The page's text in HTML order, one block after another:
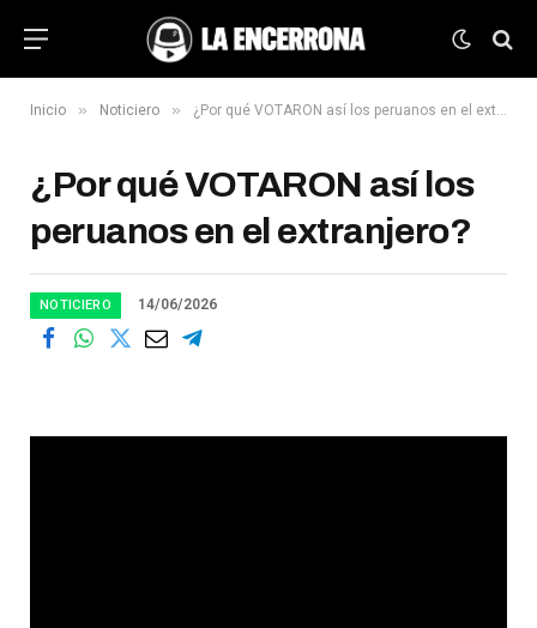
Inicio » Noticiero » ¿Por qué VOTARON así los peruanos en el extranjero?
¿Por qué VOTARON así los
peruanos en el extranjero?
NOTICIERO 14/06/2026